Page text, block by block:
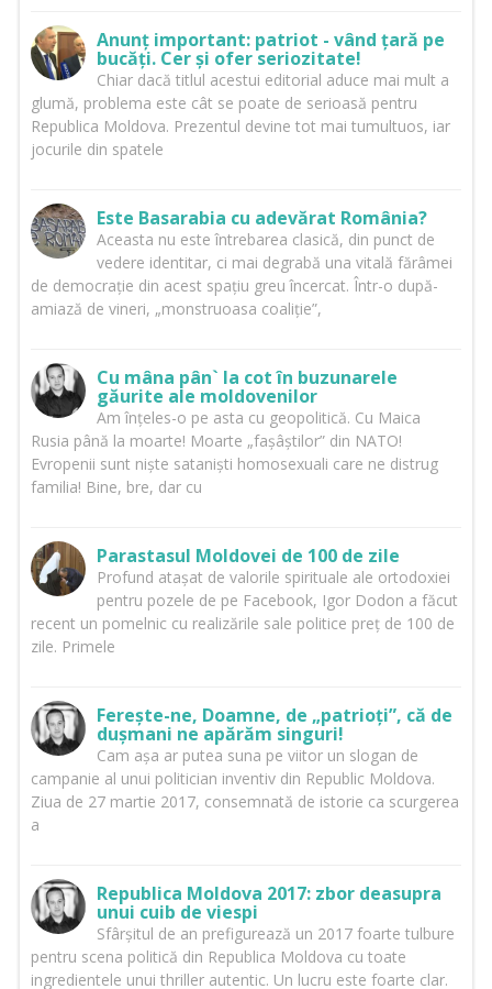
Anunț important: patriot - vând țară pe
bucăți. Cer și ofer seriozitate!
Chiar dacă titlul acestui editorial aduce mai mult a
glumă, problema este cât se poate de serioasă pentru
Republica Moldova. Prezentul devine tot mai tumultuos, iar
jocurile din spatele
Este Basarabia cu adevărat România?
Aceasta nu este întrebarea clasică, din punct de
vedere identitar, ci mai degrabă una vitală fărâmei
de democrație din acest spațiu greu încercat. Într-o după-
amiază de vineri, „monstruoasa coaliție”,
Cu mâna pân` la cot în buzunarele
găurite ale moldovenilor
Am înțeles-o pe asta cu geopolitică. Cu Maica
Rusia până la moarte! Moarte „fașâștilor” din NATO!
Evropenii sunt niște sataniști homosexuali care ne distrug
familia! Bine, bre, dar cu
Parastasul Moldovei de 100 de zile
Profund atașat de valorile spirituale ale ortodoxiei
pentru pozele de pe Facebook, Igor Dodon a făcut
recent un pomelnic cu realizările sale politice preț de 100 de
zile. Primele
Ferește-ne, Doamne, de „patrioți”, că de
dușmani ne apărăm singuri!
Cam așa ar putea suna pe viitor un slogan de
campanie al unui politician inventiv din Republic Moldova.
Ziua de 27 martie 2017, consemnată de istorie ca scurgerea
a
Republica Moldova 2017: zbor deasupra
unui cuib de viespi
Sfârșitul de an prefigurează un 2017 foarte tulbure
pentru scena politică din Republica Moldova cu toate
ingredientele unui thriller autentic. Un lucru este foarte clar.